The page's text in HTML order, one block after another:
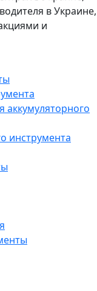
в Украине,
и
аккумуляторного
инструмента